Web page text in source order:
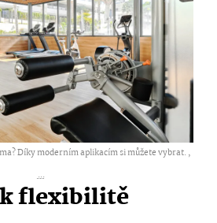
Díky moderním aplikacím si můžete vybrat. ,
...
flexibilitě